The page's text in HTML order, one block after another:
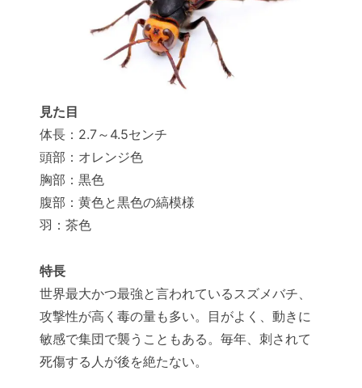
見た目
体長：2.7～4.5センチ
頭部：オレンジ色
胸部：黒色
腹部：黄色と黒色の縞模様
羽：茶色
特長
世界最大かつ最強と言われているスズメバチ、
攻撃性が高く毒の量も多い。目がよく、動きに
敏感で集団で襲うこともある。毎年、刺されて
死傷する人が後を絶たない。